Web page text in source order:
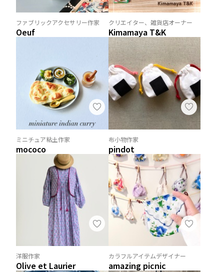
ファブリックアクセサリー作家
Oeuf
クリエイター、雑貨店オーナー
Kimamaya T&K
ミニチュア粘土作家
mococo
布小物作家
pindot
洋服作家
Olive et Laurier
カラフルアイテムデザイナー
amazing picnic